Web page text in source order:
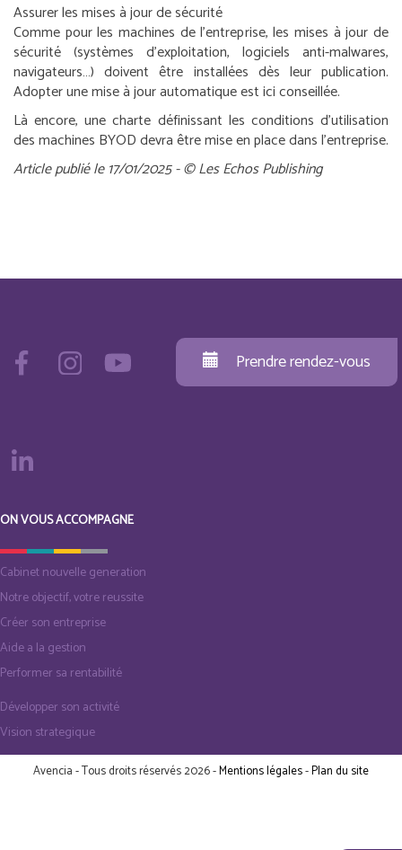
Assurer les mises à jour de sécurité
Comme pour les machines de l’entreprise, les mises à jour de
sécurité (systèmes d’exploitation, logiciels anti-malwares,
navigateurs…) doivent être installées dès leur publication.
Adopter une mise à jour automatique est ici conseillée.
Là encore, une charte définissant les conditions d’utilisation
des machines BYOD devra être mise en place dans l’entreprise.
Article publié le 17/01/2025 - © Les Echos Publishing
Prendre rendez-vous
ON VOUS ACCOMPAGNE
Cabinet nouvelle generation
Notre objectif, votre reussite
Créer son entreprise
Aide a la gestion
Performer sa rentabilité
Développer son activité
Vision strategique
Avencia - Tous droits réservés 2026 -Mentions légales-Plan du site